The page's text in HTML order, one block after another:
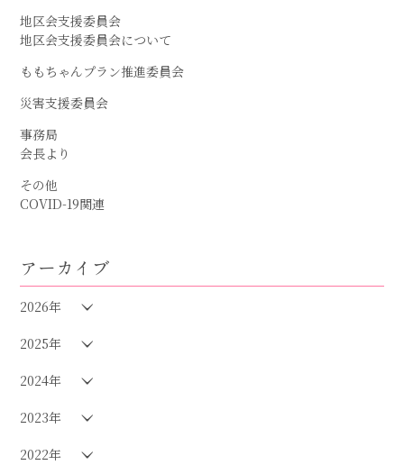
地区会支援委員会
地区会支援委員会について
ももちゃんプラン推進委員会
災害支援委員会
事務局
会長より
その他
COVID-19関連
アーカイブ
2026年
2025年
2024年
2023年
2022年